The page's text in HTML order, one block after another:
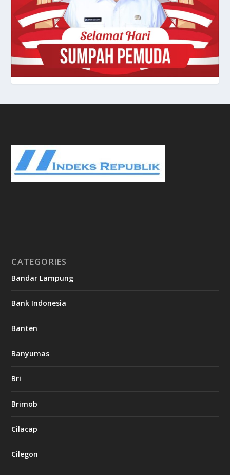
CATEGORIES
Bandar Lampung
Bank Indonesia
Banten
Banyumas
Bri
Brimob
Cilacap
Cilegon